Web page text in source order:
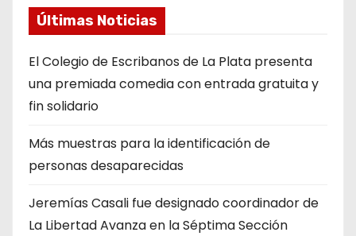
Últimas Noticias
El Colegio de Escribanos de La Plata presenta
una premiada comedia con entrada gratuita y
fin solidario
Más muestras para la identificación de
personas desaparecidas
Jeremías Casali fue designado coordinador de
La Libertad Avanza en la Séptima Sección